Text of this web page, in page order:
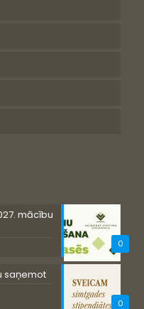
0
mācību
0
saņemot